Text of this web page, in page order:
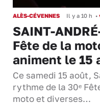
ALÈS-CÉVENNES Il y a 10 h •
SAINT-
Fête de la
animent le 15
Ce samedi 15 août,
rythme de la 30ᵉ
moto et diverses…